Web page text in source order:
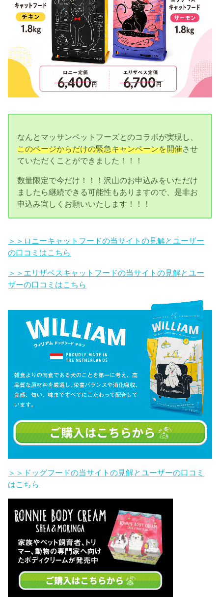
なんとマッサンペットフーズとのコラボが実現し、
このページからだけの緊急キャンペーンを開催させ
ていただくことができました！！！
数量限定で今だけ！！！沢山のお申込みをいただけ
ましたら継続できる可能性もありますので、是非お
申込み宜しくお願いいたします！！！
＞＞ロニーキャットフードの当サイトの見解とユーザー
の口コミはこちら
＞＞エリザベスキャットフードの当サイトの見解とユー
ザーの口コミはこちら
＞＞ドッグフードの当サイトの見解とユーザーの口コミ
はこちら